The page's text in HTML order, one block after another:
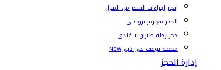
إنجاز إجراءات السفر من المنزل
الحجز مع رمز ترويجي
حجز رحلة طيران + فندق
محطة توقف في دبيNew
إدارة الحجز